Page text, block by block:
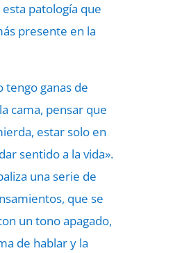
patología que
presente en la
tengo ganas de
cama, pensar que
estar solo en
sentido a la vida».
una serie de
que se
un tono apagado,
de hablar y la